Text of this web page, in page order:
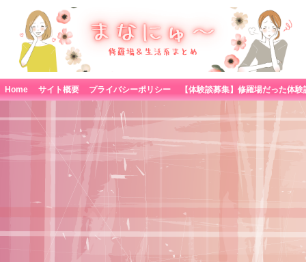
Home サイト概要 プライバシーポリシー